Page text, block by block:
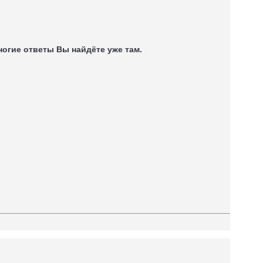
ответы Вы найдёте уже там.